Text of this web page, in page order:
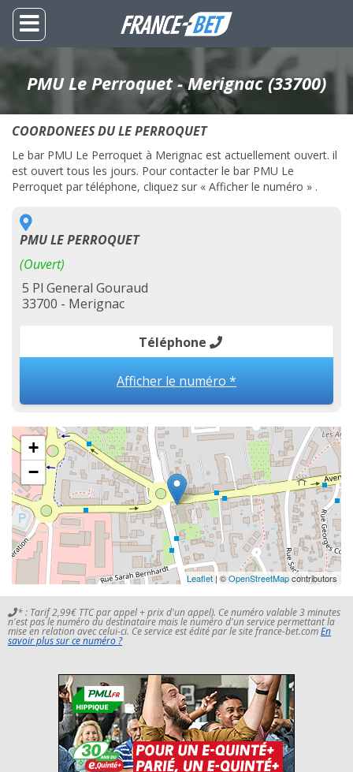
PMU Le Perroquet - Merignac (33700)
COORDONEES DU LE PERROQUET
Le bar PMU Le Perroquet à Merignac est actuellement ouvert. il
est ouvert tous les jours. Pour contacter le bar PMU Le
Perroquet par téléphone, cliquez sur « Afficher le numéro » .
PMU LE PERROQUET
(Ouvert)
5 Pl General Gouraud
33700 - Merignac
Téléphone
Afficher le numéro *
+
−
Leaflet| ©OpenStreetMapcontributors
* : Tarif 2,99€ TTC par appel + prix d'un appel). Ce numéro valable 3 minutes
n'est pas le numéro du destinataire mais le numéro d'un service permettant la
mise en relation avec celui-ci. Ce service est édité par le site france-bet.comEn
savoir plus sur ce numéro ?